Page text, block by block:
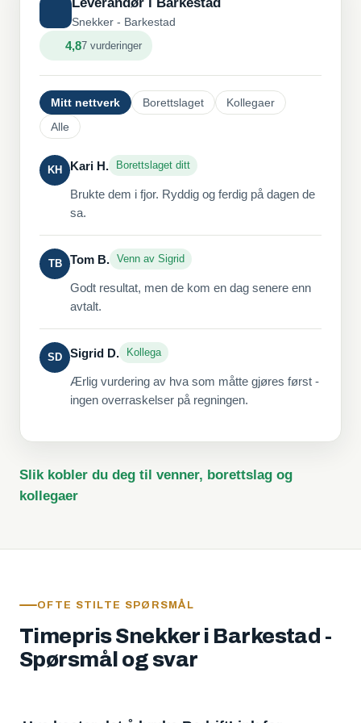
Snekker - Barkestad
4,87 vurderinger
Mitt nettverk Borettslaget
Kollegaer
Alle
KH Kari H. Borettslaget ditt
Brukte dem i fjor. Ryddig og ferdig på dagen de
sa.
TB Tom B. Venn av Sigrid
Godt resultat, men de kom en dag senere enn
avtalt.
SD Sigrid D. Kollega
Ærlig vurdering av hva som måtte gjøres først -
ingen overraskelser på regningen.
Slik kobler du deg til venner, borettslag og
kollegaer
OFTE STILTE SPØRSMÅL
Timepris Snekker i Barkestad -
Spørsmål og svar